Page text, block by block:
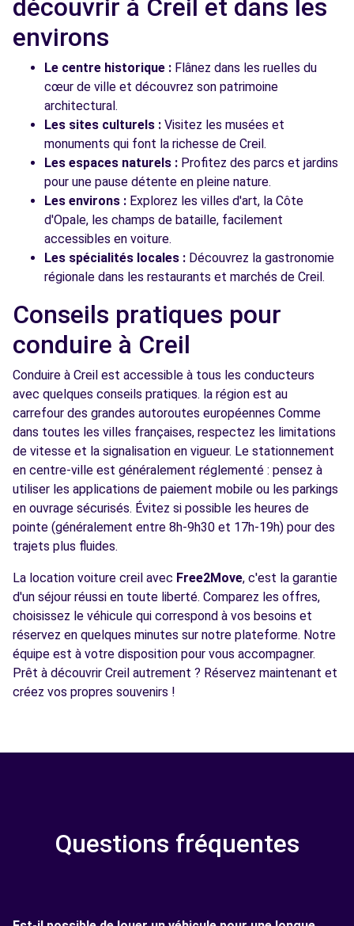
découvrir à Creil et dans les
environs
Le centre historique : Flânez dans les ruelles du
cœur de ville et découvrez son patrimoine
architectural.
Les sites culturels : Visitez les musées et
monuments qui font la richesse de Creil.
Les espaces naturels : Profitez des parcs et jardins
pour une pause détente en pleine nature.
Les environs : Explorez les villes d'art, la Côte
d'Opale, les champs de bataille, facilement
accessibles en voiture.
Les spécialités locales : Découvrez la gastronomie
régionale dans les restaurants et marchés de Creil.
Conseils pratiques pour
conduire à Creil
Conduire à Creil est accessible à tous les conducteurs
avec quelques conseils pratiques. la région est au
carrefour des grandes autoroutes européennes Comme
dans toutes les villes françaises, respectez les limitations
de vitesse et la signalisation en vigueur. Le stationnement
en centre-ville est généralement réglementé : pensez à
utiliser les applications de paiement mobile ou les parkings
en ouvrage sécurisés. Évitez si possible les heures de
pointe (généralement entre 8h-9h30 et 17h-19h) pour des
trajets plus fluides.
La location voiture creil avec Free2Move, c'est la garantie
d'un séjour réussi en toute liberté. Comparez les offres,
choisissez le véhicule qui correspond à vos besoins et
réservez en quelques minutes sur notre plateforme. Notre
équipe est à votre disposition pour vous accompagner.
Prêt à découvrir Creil autrement ? Réservez maintenant et
créez vos propres souvenirs !
Questions fréquentes